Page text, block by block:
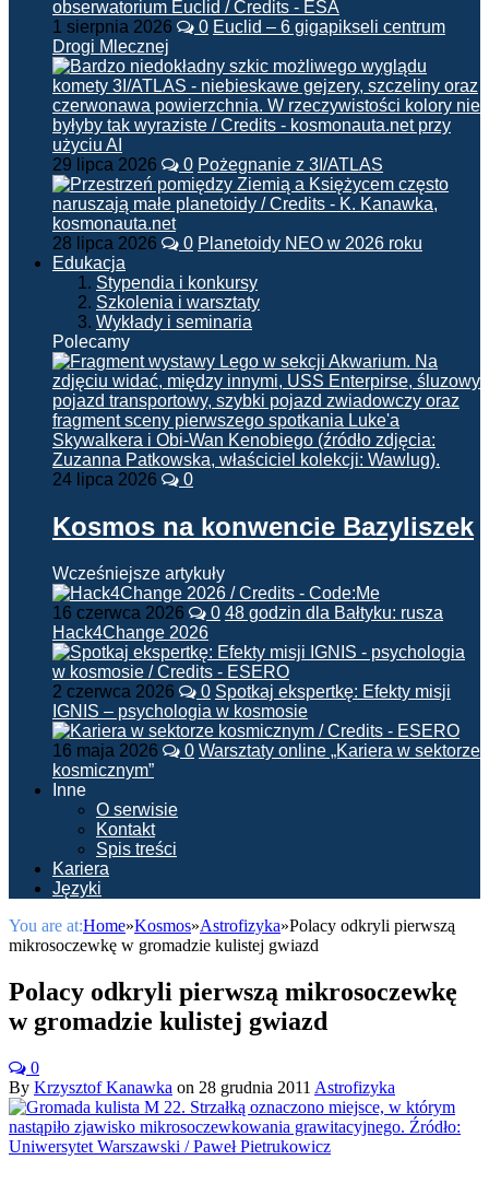
1 sierpnia 2026 0 Euclid – 6 gigapikseli centrum
Drogi Mlecznej
29 lipca 2026 0 Pożegnanie z 3I/ATLAS
28 lipca 2026 0 Planetoidy NEO w 2026 roku
Edukacja
Stypendia i konkursy
Szkolenia i warsztaty
Wykłady i seminaria
Polecamy
24 lipca 2026 0
Kosmos na konwencie Bazyliszek
Wcześniejsze artykuły
16 czerwca 2026 0 48 godzin dla Bałtyku: rusza
Hack4Change 2026
2 czerwca 2026 0 Spotkaj ekspertkę: Efekty misji
IGNIS – psychologia w kosmosie
16 maja 2026 0 Warsztaty online „Kariera w sektorze
kosmicznym”
Inne
O serwisie
Kontakt
Spis treści
Kariera
Języki
You are at:Home»Kosmos»Astrofizyka»Polacy odkryli pierwszą
mikrosoczewkę w gromadzie kulistej gwiazd
Polacy odkryli pierwszą mikrosoczewkę
w gromadzie kulistej gwiazd
0
By Krzysztof Kanawka on 28 grudnia 2011 Astrofizyka